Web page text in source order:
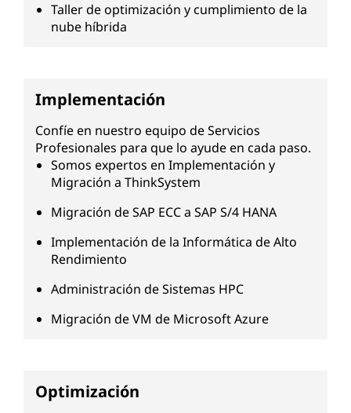
Taller de optimización y cumplimiento de la
nube híbrida
Implementación
Confíe en nuestro equipo de Servicios
Profesionales para que lo ayude en cada paso.
Somos expertos en Implementación y
Migración a ThinkSystem
Migración de SAP ECC a SAP S/4 HANA
Implementación de la Informática de Alto
Rendimiento
Administración de Sistemas HPC
Migración de VM de Microsoft Azure
Optimización